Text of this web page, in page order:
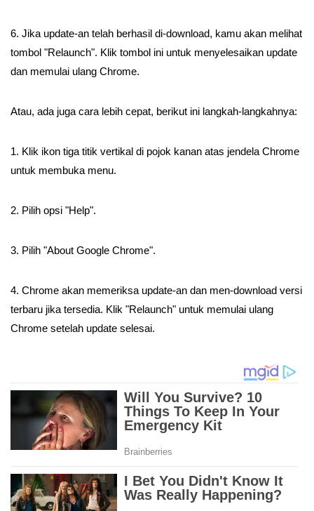
6. Jika update-an telah berhasil di-download, kamu akan melihat
tombol "Relaunch". Klik tombol ini untuk menyelesaikan update
dan memulai ulang Chrome.
Atau, ada juga cara lebih cepat, berikut ini langkah-langkahnya:
1. Klik ikon tiga titik vertikal di pojok kanan atas jendela Chrome
untuk membuka menu.
2. Pilih opsi "Help".
3. Pilih "About Google Chrome".
4. Chrome akan memeriksa update-an dan men-download versi
terbaru jika tersedia. Klik "Relaunch" untuk memulai ulang
Chrome setelah update selesai.